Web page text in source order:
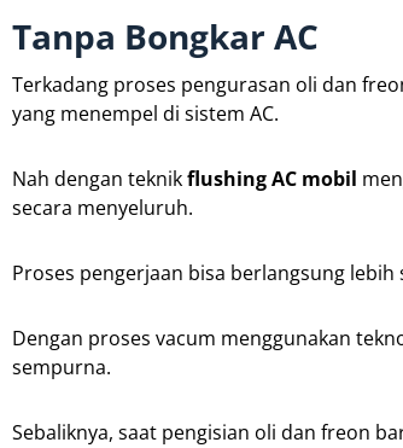
Tanpa Bongkar AC
Terkadang proses pengurasan oli dan
yang menempel di sistem AC.
Nah dengan teknikflushing AC mobil
secara menyeluruh.
Proses pengerjaan bisa berlangsung
Dengan proses vacum menggunakan
sempurna.
Sebaliknya, saat pengisian oli dan freon